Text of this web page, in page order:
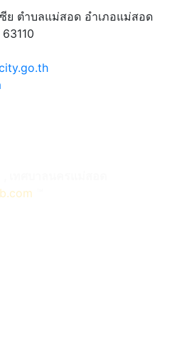
ย ตำบลแม่สอด อำเภอแม่สอด